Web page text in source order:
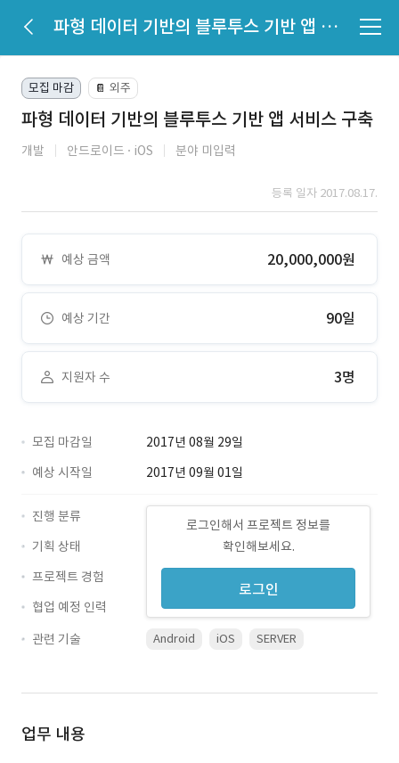
파형 데이터 기반의 블루투스 기반 앱 서비스 구축
모집 마감 📔 외주
파형 데이터 기반의 블루투스 기반 앱 서비스 구축
개발 안드로이드 iOS 분야 미입력
등록 일자 2017.08.17.
예상 금액 20,000,000원
예상 기간 90일
지원자 수 3명
모집 마감일
2017년 08월 29일
예상 시작일
2017년 09월 01일
로그인해서 프로젝트 정보를
확인해보세요.
로그인
진행 분류
기획 상태
프로젝트 경험
협업 예정 인력
관련 기술
Android iOS SERVER
업무 내용